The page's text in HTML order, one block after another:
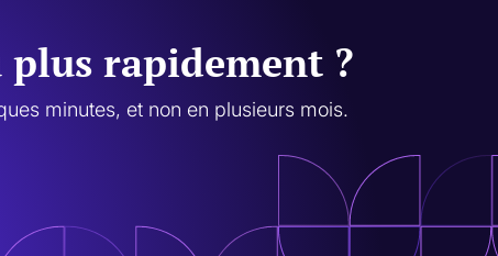
rapidement ?
minutes, et non en plusieurs mois.